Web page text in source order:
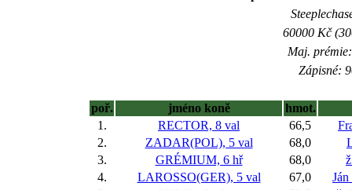
60000 Kč
Maj.
Zápisné:
poř. jméno koně
hmot.
1.
RECTOR, 8 val 66,5
2.
ZADAR(POL), 5 val 68,0
3.
GRÉMIUM, 6 hř 68,0
4.
LAROSSO(GER), 5 val 67,0